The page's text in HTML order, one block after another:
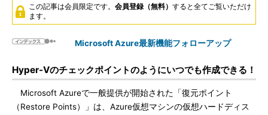
この記事は会員限定です。 会員登録（無料） すると全てご覧いただけ
ます。
Microsoft Azure最新機能フォローアップ
Hyper-Vのチェックポイントのようにいつでも作成できる！
Microsoft Azureで一般提供が開始された「復元ポイント
（Restore Points）」は、Azure仮想マシンの仮想ハードディス